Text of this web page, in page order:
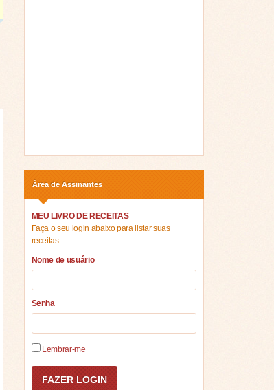
Área de Assinantes
MEU LIVRO DE RECEITAS
Faça o seu login abaixo para listar suas
receitas
Nome de usuário
Senha
Lembrar-me